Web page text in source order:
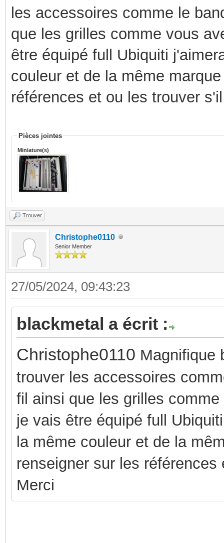
les accessoires comme le
que les grilles comme vous
être équipé full Ubiquiti
couleur et de la même
références et ou les trouver
Pièces jointes
Miniature(s)
Trouver
Christophe0110
Senior Member
27/05/2024, 09:43:23
blackmetal a écrit :
Christophe0110 Magnifique
trouver les accessoires
fil ainsi que les grilles
je vais être équipé full
la même couleur et de la
renseigner sur les
Merci